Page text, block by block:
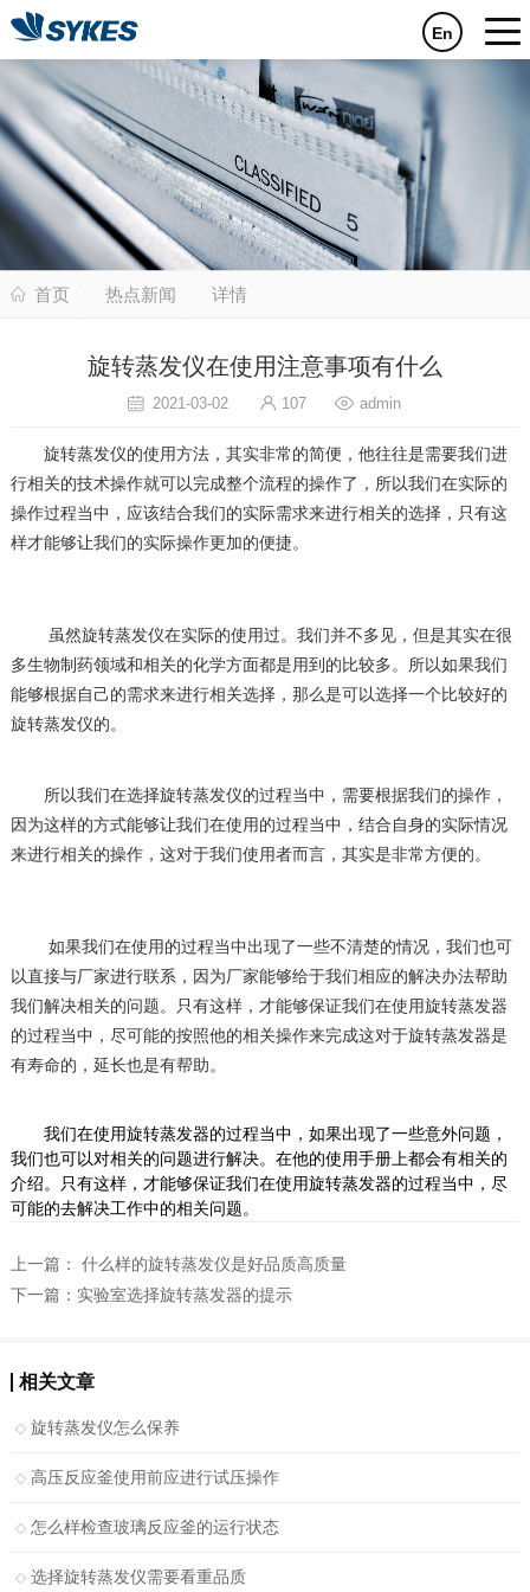
En
首页 热点新闻 详情
旋转蒸发仪在使用注意事项有什么
2021-03-02 107 admin
旋转蒸发仪的使用方法，其实非常的简便，他往往是需要我们进
行相关的技术操作就可以完成整个流程的操作了，所以我们在实际的
操作过程当中，应该结合我们的实际需求来进行相关的选择，只有这
样才能够让我们的实际操作更加的便捷。
虽然旋转蒸发仪在实际的使用过。我们并不多见，但是其实在很
多生物制药领域和相关的化学方面都是用到的比较多。所以如果我们
能够根据自己的需求来进行相关选择，那么是可以选择一个比较好的
旋转蒸发仪的。
所以我们在选择旋转蒸发仪的过程当中，需要根据我们的操作，
因为这样的方式能够让我们在使用的过程当中，结合自身的实际情况
来进行相关的操作，这对于我们使用者而言，其实是非常方便的。
如果我们在使用的过程当中出现了一些不清楚的情况，我们也可
以直接与厂家进行联系，因为厂家能够给于我们相应的解决办法帮助
我们解决相关的问题。只有这样，才能够保证我们在使用旋转蒸发器
的过程当中，尽可能的按照他的相关操作来完成这对于旋转蒸发器是
有寿命的，延长也是有帮助。
我们在使用旋转蒸发器的过程当中，如果出现了一些意外问题，
我们也可以对相关的问题进行解决。在他的使用手册上都会有相关的
介绍。只有这样，才能够保证我们在使用旋转蒸发器的过程当中，尽
可能的去解决工作中的相关问题。
上一篇：
什么样的旋转蒸发仪是好品质高质量
下一篇： 实验室选择旋转蒸发器的提示
相关文章
旋转蒸发仪怎么保养
高压反应釜使用前应进行试压操作
怎么样检查玻璃反应釜的运行状态
选择旋转蒸发仪需要看重品质